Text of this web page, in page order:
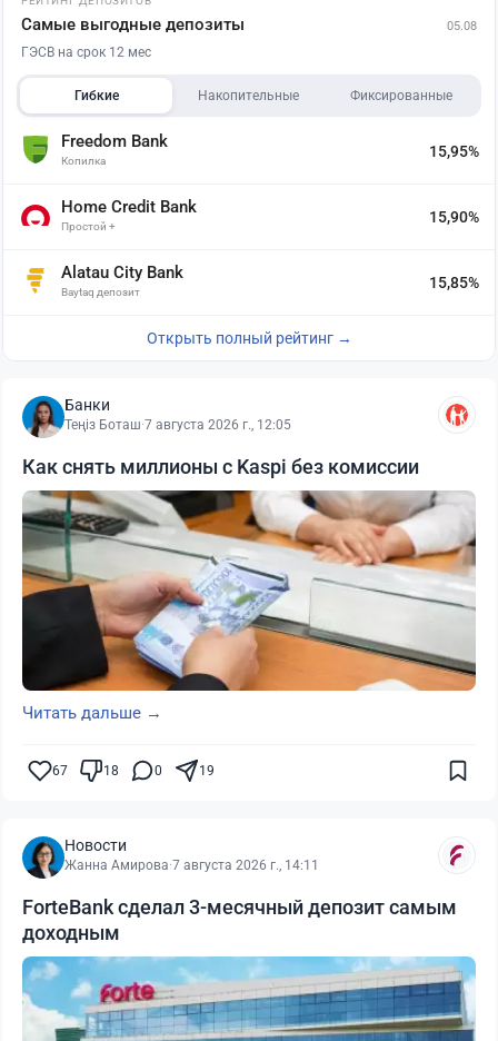
Самые выгодные депозиты 05.08
ГЭСВ на срок 12 мес
Гибкие Накопительные Фиксированные
Freedom Bank
Копилка
15,95%
Home Credit Bank
Простой +
15,90%
Alatau City Bank
Baytaq депозит
15,85%
Открыть полный рейтинг →
Банки
Теңіз Боташ·7 августа 2026 г., 12:05
Как снять миллионы с Kaspi без комиссии
Читать дальше →
67 18 0 19
Новости
Жанна Амирова·7 августа 2026 г., 14:11
ForteBank сделал 3-месячный депозит самым
доходным